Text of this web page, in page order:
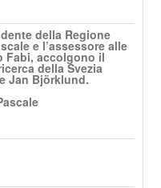
della Regione
e l’assessore alle
Fabi, accolgono il
della Svezia
Jan Björklund.